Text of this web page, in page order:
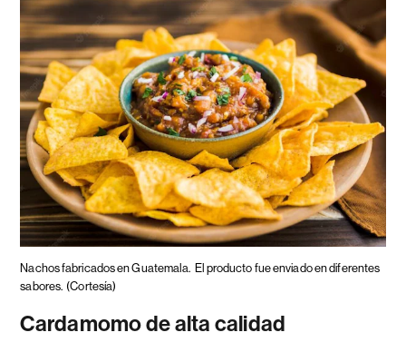
Nachos fabricados en Guatemala. El producto fue enviado en diferentes
sabores. (Cortesía)
Cardamomo de alta calidad